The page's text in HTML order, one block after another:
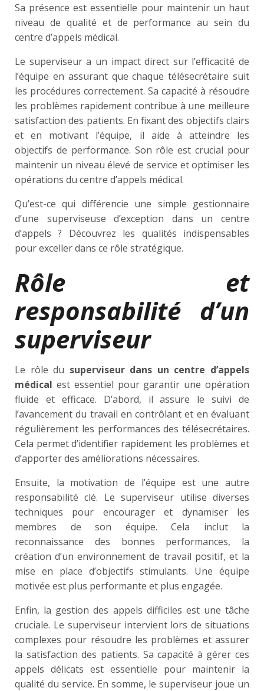
Sa présence est essentielle pour maintenir un haut
niveau de qualité et de performance au sein du
centre d’appels médical.
Le superviseur a un impact direct sur l’efficacité de
l’équipe en assurant que chaque télésecrétaire suit
les procédures correctement. Sa capacité à résoudre
les problèmes rapidement contribue à une meilleure
satisfaction des patients. En fixant des objectifs clairs
et en motivant l’équipe, il aide à atteindre les
objectifs de performance. Son rôle est crucial pour
maintenir un niveau élevé de service et optimiser les
opérations du centre d’appels médical.
Qu’est-ce qui différencie une simple gestionnaire
d’une superviseuse d’exception dans un centre
d’appels ? Découvrez les qualités indispensables
pour exceller dans ce rôle stratégique.
Rôle et
responsabilité d’un
superviseur
Le rôle du superviseur dans un centre d’appels
médical est essentiel pour garantir une opération
fluide et efficace. D’abord, il assure le suivi de
l’avancement du travail en contrôlant et en évaluant
régulièrement les performances des télésecrétaires.
Cela permet d’identifier rapidement les problèmes et
d’apporter des améliorations nécessaires.
Ensuite, la motivation de l’équipe est une autre
responsabilité clé. Le superviseur utilise diverses
techniques pour encourager et dynamiser les
membres de son équipe. Cela inclut la
reconnaissance des bonnes performances, la
création d’un environnement de travail positif, et la
mise en place d’objectifs stimulants. Une équipe
motivée est plus performante et plus engagée.
Enfin, la gestion des appels difficiles est une tâche
cruciale. Le superviseur intervient lors de situations
complexes pour résoudre les problèmes et assurer
la satisfaction des patients. Sa capacité à gérer ces
appels délicats est essentielle pour maintenir la
qualité du service. En somme, le superviseur joue un